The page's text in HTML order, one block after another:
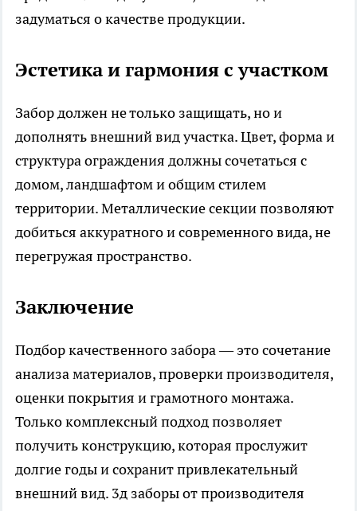
задуматься о качестве продукции.
Эстетика и гармония с участком
Забор должен не только защищать, но и
дополнять внешний вид участка. Цвет, форма и
структура ограждения должны сочетаться с
домом, ландшафтом и общим стилем
территории. Металлические секции позволяют
добиться аккуратного и современного вида, не
перегружая пространство.
Заключение
Подбор качественного забора — это сочетание
анализа материалов, проверки производителя,
оценки покрытия и грамотного монтажа.
Только комплексный подход позволяет
получить конструкцию, которая прослужит
долгие годы и сохранит привлекательный
внешний вид. 3д заборы от производителя